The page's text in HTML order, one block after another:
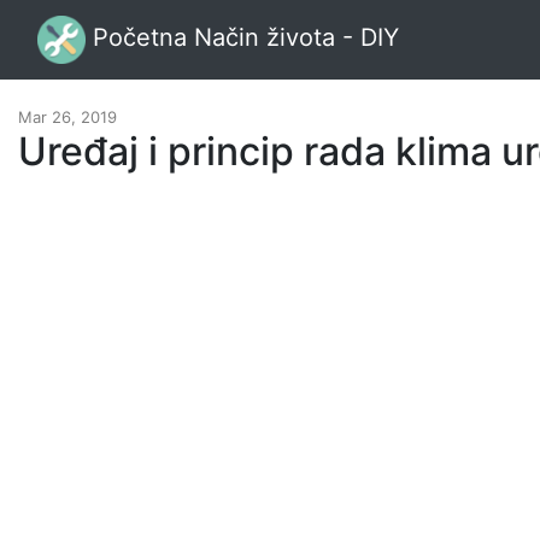
Početna Način života - DIY
Mar 26, 2019
Uređaj i princip rada klima